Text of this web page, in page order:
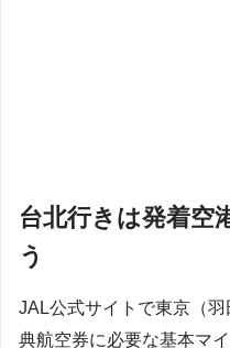
台北行きは発着空
う
JAL公式サイトで東京（
典航空券に必要な基本マ